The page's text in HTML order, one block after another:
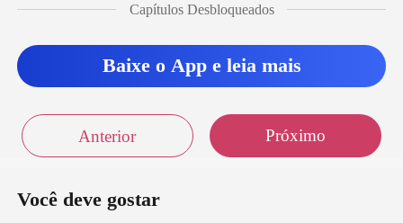
a o lado, encarando a
Capítulos Desbloqueados
Baixe o App e leia mais
Anterior Próximo
Você deve gostar